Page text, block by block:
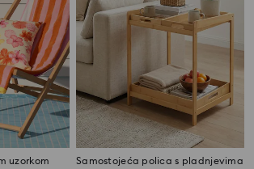
uzorkom Samostojeća polica s pladnjevima